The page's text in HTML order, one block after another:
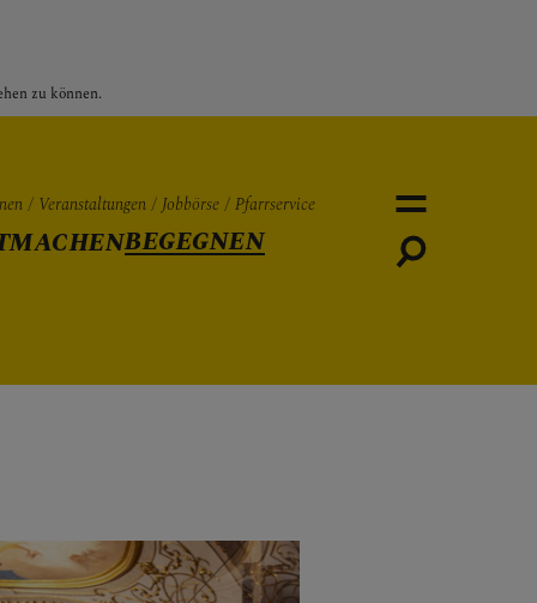
zu können.
Veranstaltungen Jobbörse Pfarrservice
BEGEGNEN